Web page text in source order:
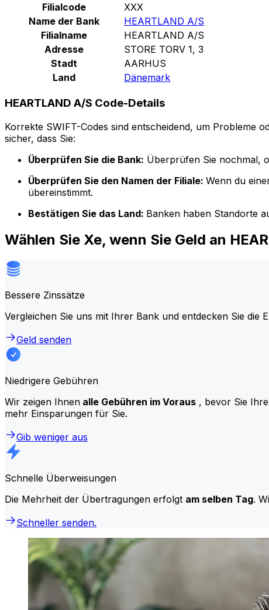
Filialcode
XXX
Name der Bank
HEARTLAND A/S
Filialname
HEARTLAND A/S
Adresse
STORE TORV 1, 3
Stadt
AARHUS
Land
Dänemark
HEARTLAND A/S Code-Details
Korrekte SWIFT-Codes sind entscheidend, um Probleme
sicher, dass Sie:
Überprüfen Sie die Bank: Überprüfen Sie nochmal,
Überprüfen Sie den Namen der Filiale: Wenn du
übereinstimmt.
Bestätigen Sie das Land: Banken haben Standorte
Wählen Sie Xe, wenn Sie Geld an
Bessere Zinssätze
Vergleichen Sie uns mit Ihrer Bank und entdecken Sie die
Geld senden
Niedrigere Gebühren
Wir zeigen Ihnen alle Gebühren im Voraus , bevor Sie
mehr Einsparungen für Sie.
Gib weniger aus
Schnelle Überweisungen
Die Mehrheit der Übertragungen erfolgt am selben Tag.
Schneller senden.